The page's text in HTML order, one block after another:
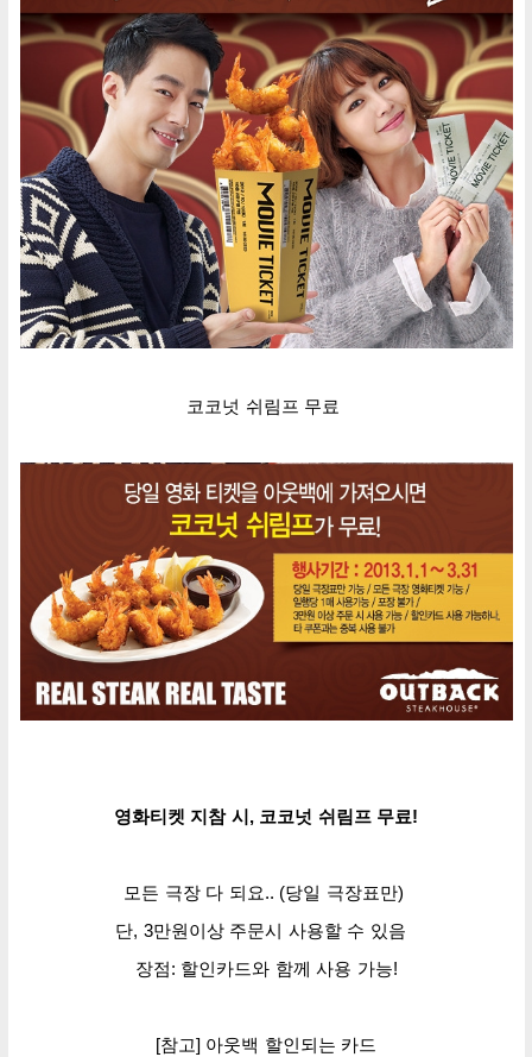
코코넛 쉬림프 무료
영화티켓 지참 시 , 코코넛 쉬림프 무료!
모든 극장 다 되요.. (당일 극장표만)
단, 3만원이상 주문시 사용할 수 있음
장점: 할인카드와 함께 사용 가능!
[참고] 아웃백 할인되는 카드